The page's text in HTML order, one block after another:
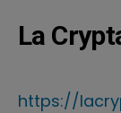
La
https://